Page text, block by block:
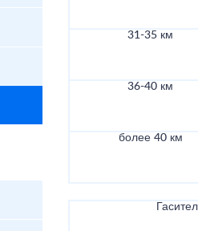
31-35 км
36-40 км
более 40 км